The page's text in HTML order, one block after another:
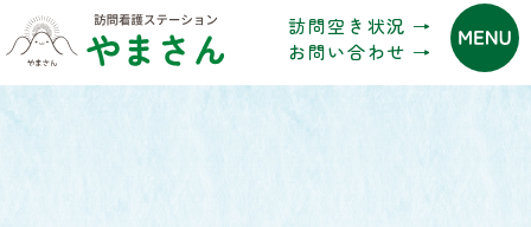
訪問空き状況 →
お問い合わせ →